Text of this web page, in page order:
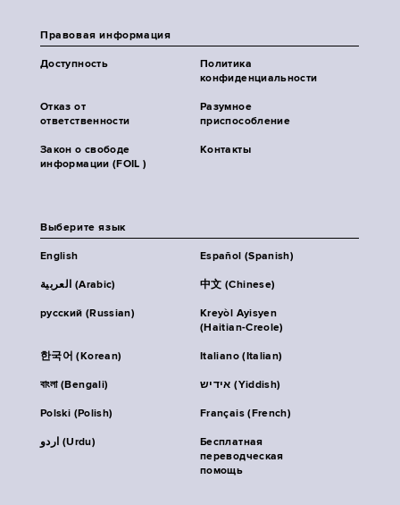
Правовая информация
Доступность
Политика
конфиденциальности
Отказ от
ответственности
Разумное
приспособление
Закон о свободе
информации (FOIL )
Контакты
Выберите язык
English Español (Spanish)
العربية (Arabic) 中文 (Chinese)
русский (Russian)
Kreyòl Ayisyen
(Haitian-Creole)
한국어 (Korean) Italiano (Italian)
বাংলা (Bengali) אידיש (Yiddish)
Polski (Polish) Français (French)
اردو (Urdu)
Бесплатная
переводческая
помощь